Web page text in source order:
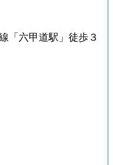
「六甲道駅」徒歩３